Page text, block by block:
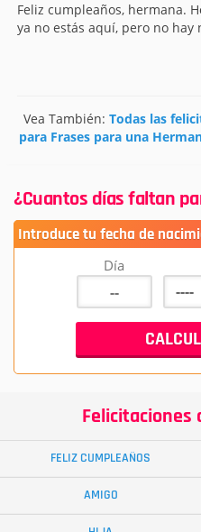
Feliz cumpleaños, hermana.
ya no estás aquí, pero no
Vea También: Todas las
para Frases para una
¿Cuantos días faltan
Introduce tu fecha de
Día
Felicitaciones
FELIZ CUMPLEAÑOS
AMIGO